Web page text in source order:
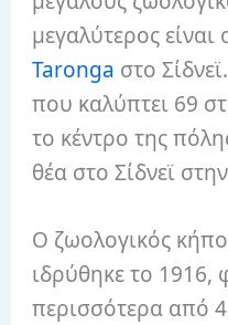
μεγαλύτερος είναι
Taronga στο
που καλύπτει 69
το κέντρο της
θέα στο Σίδνεϊ
Ο ζωολογικός
ιδρύθηκε το 1916,
περισσότερα από